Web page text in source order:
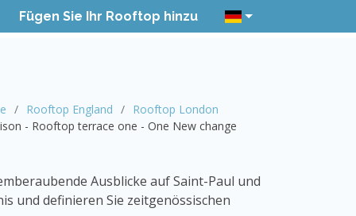
Fügen Sie Ihr Rooftop hinzu
Rooftop England
Rooftop London
- Rooftop terrace one - One New change
Ausblicke auf Saint-Paul und
und definieren Sie zeitgenössischen